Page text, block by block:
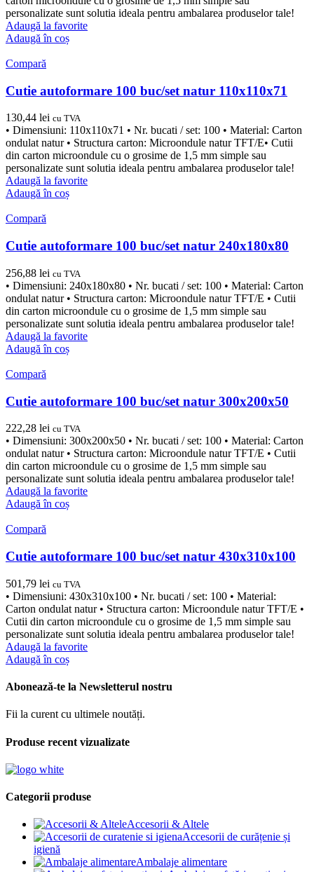
personalizate sunt solutia ideala pentru ambalarea produselor tale!
Adaugă la favorite
Adaugă în coș
Compară
Cutie autoformare 100 buc/set natur 110x110x71
130,44 lei cu TVA
• Dimensiuni: 110x110x71 • Nr. bucati / set: 100 • Material: Carton
ondulat natur • Structura carton: Microondule natur TFT/E• Cutii
din carton microondule cu o grosime de 1,5 mm simple sau
personalizate sunt solutia ideala pentru ambalarea produselor tale!
Adaugă la favorite
Adaugă în coș
Compară
Cutie autoformare 100 buc/set natur 240x180x80
256,88 lei cu TVA
• Dimensiuni: 240x180x80 • Nr. bucati / set: 100 • Material: Carton
ondulat natur • Structura carton: Microondule natur TFT/E • Cutii
din carton microondule cu o grosime de 1,5 mm simple sau
personalizate sunt solutia ideala pentru ambalarea produselor tale!
Adaugă la favorite
Adaugă în coș
Compară
Cutie autoformare 100 buc/set natur 300x200x50
222,28 lei cu TVA
• Dimensiuni: 300x200x50 • Nr. bucati / set: 100 • Material: Carton
ondulat natur • Structura carton: Microondule natur TFT/E • Cutii
din carton microondule cu o grosime de 1,5 mm simple sau
personalizate sunt solutia ideala pentru ambalarea produselor tale!
Adaugă la favorite
Adaugă în coș
Compară
Cutie autoformare 100 buc/set natur 430x310x100
501,79 lei cu TVA
• Dimensiuni: 430x310x100 • Nr. bucati / set: 100 • Material:
Carton ondulat natur • Structura carton: Microondule natur TFT/E •
Cutii din carton microondule cu o grosime de 1,5 mm simple sau
personalizate sunt solutia ideala pentru ambalarea produselor tale!
Adaugă la favorite
Adaugă în coș
Abonează-te la Newsletterul nostru
Fii la curent cu ultimele noutăți.
Produse recent vizualizate
Categorii produse
Accesorii & Altele
Accesorii de curățenie și
igienă
Ambalaje alimentare